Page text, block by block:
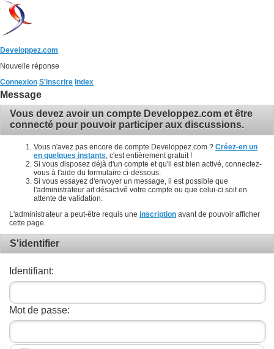
Developpez.com
Nouvelle réponse
Connexion S'inscrire Index
Message
Vous devez avoir un compte Developpez.com et être
connecté pour pouvoir participer aux discussions.
Vous n'avez pas encore de compte Developpez.com ? Créez-en un
en quelques instants , c'est entièrement gratuit !
Si vous disposez déjà d'un compte et qu'il est bien activé, connectez-
vous à l'aide du formulaire ci-dessous.
Si vous essayez d'envoyer un message, il est possible que
l'administrateur ait désactivé votre compte ou que celui-ci soit en
attente de validation.
L'administrateur a peut-être requis une inscription avant de pouvoir afficher
cette page.
S'identifier
Identifiant:
Mot de passe: